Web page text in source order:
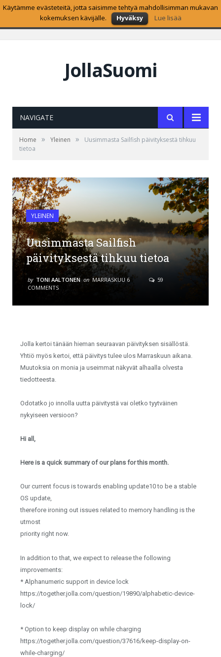
SUOSITUIMMAT
Jollan ja TRI:n lisensointisopimus on jo loppusuoralla
JollaSuomi
NAVIGATE
Home » Yleinen »
Uusimmasta Sailfish päivityksestä tihkuu
tietoa
YLEINEN
Uusimmasta Sailfish
päivityksestä tihkuu tietoa
by TONI AALTONEN on MARRASKUU 6
59
COMMENTS
Jolla kertoi tänään hieman seuraavan päivityksen sisällöstä.
Yhtiö myös kertoi, että päivitys tulee ulos Marraskuun aikana.
Muutoksia on monia ja useimmat näkyvät alhaalla olvesta
tiedotteesta.
Odotatko jo innolla uutta päivitystä vai oletko tyytväinen
nykyiseen versioon?
Hi all,
Here is a quick summary of our plans for this month.
Our current focus is towards enabling update10 to be a stable
OS update,
therefore ironing out issues related to memory handling is the
utmost
priority right now.
In addition to that, we expect to release the following
improvements:
* Alphanumeric support in device lock
https://together.jolla.com/question/19890/alphabetic-device-
lock/
* Option to keep display on while charging
https://together.jolla.com/question/37616/keep-display-on-
while-charging/
Käytämme evästeteitä, jotta saisimme tehtyä mahdollisimman mukavan
kokemuksen kävijälle.
Hyväksy Lue lisää